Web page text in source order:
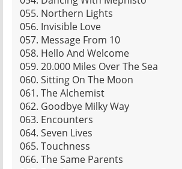
055. Northern Lights
056. Invisible Love
057. Message From 10
058. Hello And Welcome
059. 20.000 Miles Over The Sea
060. Sitting On The Moon
061. The Alchemist
062. Goodbye Milky Way
063. Encounters
064. Seven Lives
065. Touchness
066. The Same Parents